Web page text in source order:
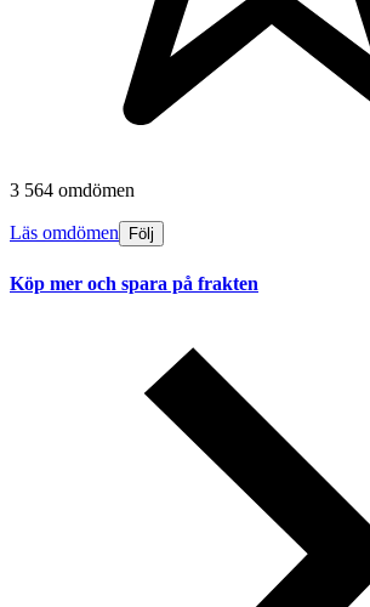
3 564 omdömen
Läs omdömen Följ
Köp mer och spara på frakten